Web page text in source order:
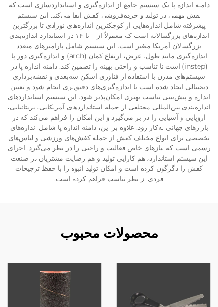
دامنه اندازه پا یک سیستم جامع از اندازه‌گیری و استانداردسازی است که
نقش مهمی در تولید و خرده‌فروشی کفش ایفا می‌کند. این سیستم
پیشرفته شامل اندازه‌هایی از کوچکترین اندازه‌های نوزادی تا بزرگترین
اندازه‌های بزرگسالانه است که معمولاً از ۰ تا ۱۶ در استاندارد اندازه‌بندی
بزرگسالان آمریکا متغیر است. این سیستم شامل پارامترهای متعدد
اندازه‌گیری مانند طول، عرض، ارتفاع کمان (arch) و اندازه‌گیری دور پا
(instep) است تا تناسب و راحتی بهینه را تضمین کند. دامنه اندازه پا در
سیستم‌های مدرن با استفاده از فناوری اسکن سه‌بعدی و نقشه‌برداری
دیجیتالی ایجاد شده است تا اندازه‌گیری‌های دقیق‌تری انجام شود و تعیین
اندازه و پیش‌بینی تناسب بهتری امکان‌پذیر شود. این سیستم استانداردهای
اندازه‌بندی بین‌المللی مختلفی از جمله استانداردهای آمریکایی، بریتانیایی،
اروپایی و آسیایی را در بر می‌گیرد و این امکان را فراهم می‌کند که در
بازارهای جهانی به‌کار رود. علاوه بر این، دامنه اندازه پا شامل اندازه‌های
تخصصی برای انواع مختلف کفش از جمله کفش‌های ورزشی و لباس‌های
رسمی است که نیازهای خاص فعالیت و راحتی را در نظر می‌گیرد. اجرای
این سیستم استاندارد، هم کارایی تولید و هم رضایت مشتریان در صنعت
کفش را دگرگون کرده است و امکان تولید انبوه را با حفظ ترجیحات
فردی از نظر تناسب فراهم کرده است.
محصولات محبوب